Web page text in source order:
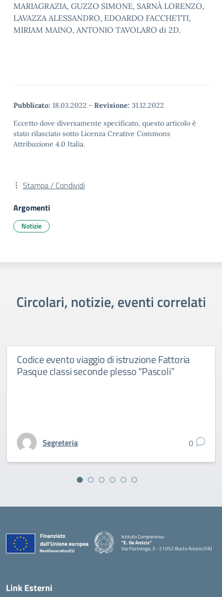
MARIAGRAZIA, GUZZO SIMONE, SARNÀ LORENZO,
LAVAZZA ALESSANDRO, EDOARDO FACCHETTI,
MIRIAM MAINO, ANTONIO TAVOLARO di 2D.
Pubblicato: 18.03.2022 - Revisione: 31.12.2022
Eccetto dove diversamente specificato, questo articolo è
stato rilasciato sotto Licenza Creative Commons
Attribuzione 4.0 Italia.
Stampa / Condividi
Argomenti
Notizie
Circolari, notizie, eventi correlati
Codice evento viaggio di istruzione Fattoria
Pasque classi seconde plesso “Pascoli”
Segreteria 0
Istituto Comprensivo
"E. De Amicis"
Via Pastrengo, 3 - 21052 Busto Arsizio (VA)
Link Esterni